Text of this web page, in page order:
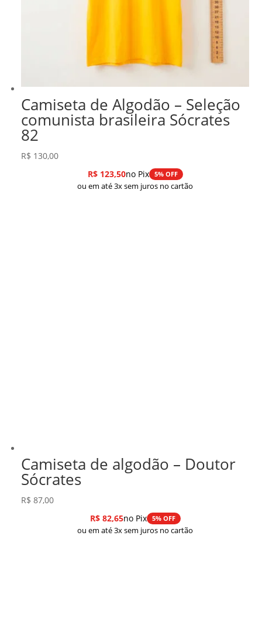
Camiseta de Algodão – Seleção
comunista brasileira Sócrates
82
R$ 130,00
R$123,50no Pix 5% OFF
ou em até 3x sem juros no cartão
Camiseta de algodão – Doutor
Sócrates
R$ 87,00
R$82,65no Pix 5% OFF
ou em até 3x sem juros no cartão